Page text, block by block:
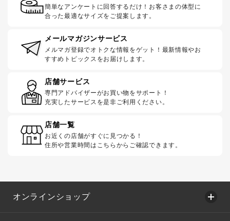
簡単なアンケートに回答するだけ！お客さまの体型に
合った最適なサイズをご提案します。
メールマガジンサービス
メルマガ登録でオトクな情報をゲット！最新情報やお
すすめトピックスをお届けします。
店舗サービス
専門アドバイザーがお買い物をサポート！
充実したサービスを是非ご利用ください。
店舗一覧
お近くの店舗がすぐに見つかる！
住所や営業時間はこちらからご確認できます。
オンラインショップ